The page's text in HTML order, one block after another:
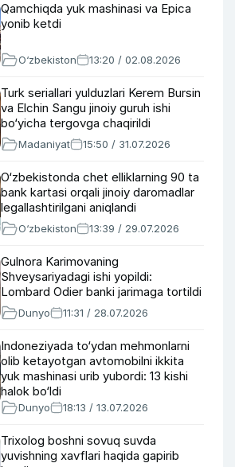
Qamchiqda yuk mashinasi va Epica
yonib ketdi
O‘zbekiston 13:20 / 02.08.2026
Turk seriallari yulduzlari Kerem Bursin
va Elchin Sangu jinoiy guruh ishi
bo‘yicha tergovga chaqirildi
Madaniyat 15:50 / 31.07.2026
O‘zbekistonda chet elliklarning 90 ta
bank kartasi orqali jinoiy daromadlar
legallashtirilgani aniqlandi
O‘zbekiston 13:39 / 29.07.2026
Gulnora Karimovaning
Shveysariyadagi ishi yopildi:
Lombard Odier banki jarimaga tortildi
Dunyo 11:31 / 28.07.2026
Indoneziyada to‘ydan mehmonlarni
olib ketayotgan avtomobilni ikkita
yuk mashinasi urib yubordi: 13 kishi
halok bo‘ldi
Dunyo 18:13 / 13.07.2026
Trixolog boshni sovuq suvda
yuvishning xavflari haqida gapirib